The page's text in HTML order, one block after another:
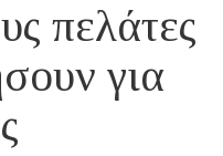
πελάτες
για